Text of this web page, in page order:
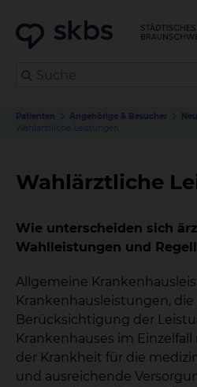
Patienten Angehörige & Besucher
Wahlärztliche Leistungen
Wahlärztliche
Wie unterscheiden sich
Wahlleistungen und
Allgemeine
Krankenhausleistungen,
Berücksichtigung der
Krankenhauses im
der Krankheit für die
und ausreichende